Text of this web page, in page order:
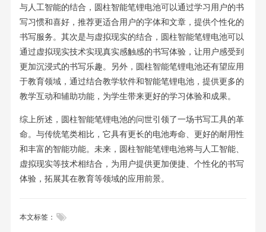
与人工智能的结合，圆柱智能笔锂电池可以通过学习用户的书
写习惯和喜好，推荐更适合用户的字体和文章，提供个性化的
书写服务。其次是与虚拟现实的结合，圆柱智能笔锂电池可以
通过虚拟现实技术实现真实感触感的书写体验，让用户感受到
更加沉浸式的书写乐趣。另外，圆柱智能笔锂电池还有望应用
于教育领域，通过结合教学软件和智能笔锂电池，提供更多的
教学互动和辅助功能，为学生带来更好的学习体验和成果。
综上所述，圆柱智能笔锂电池的问世引领了一场书写工具的革
命。与传统笔类相比，它具有更长的电池寿命、更好的耐用性
和丰富的智能功能。未来，圆柱智能笔锂电池将与人工智能、
虚拟现实等技术相结合，为用户提供更加便捷、个性化的书写
体验，拓展其在教育等领域的应用前景。
本文标签： 